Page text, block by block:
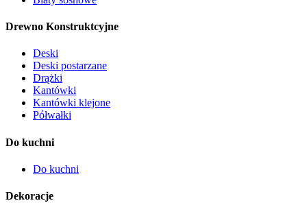
Drewno Konstruktcyjne
Deski
Deski postarzane
Drążki
Kantówki
Kantówki klejone
Półwałki
Do kuchni
Do kuchni
Dekoracje